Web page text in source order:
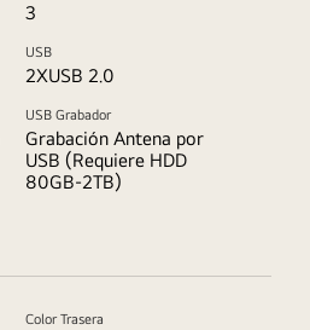
3
USB
2XUSB 2.0
USB Grabador
Grabación Antena por
USB (Requiere HDD
80GB-2TB)
Color Trasera